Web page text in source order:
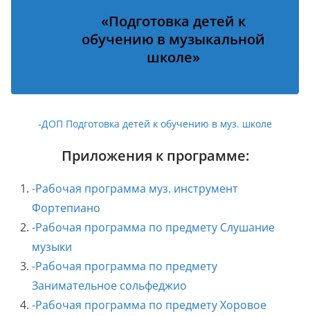
«Подготовка детей к
обучению в музыкальной
школе»
-ДОП Подготовка детей к обучению в муз. школе
Приложения к программе:
-Рабочая программа муз. инструмент
Фортепиано
-Рабочая программа по предмету Слушание
музыки
-Рабочая программа по предмету
Занимательное сольфеджио
-Рабочая программа по предмету Хоровое